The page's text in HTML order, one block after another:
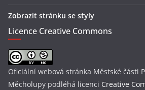
Zobrazit stránku se styly
Licence Creative Commons
Oficiální webová stránka Městské části
Měcholupy podléhá licenci Creative